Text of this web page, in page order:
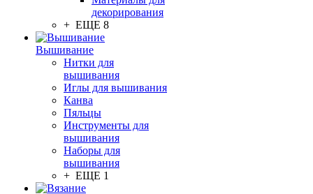
декорирования
+ ЕЩЕ 8
Вышивание
Нитки для
вышивания
Иглы для вышивания
Канва
Пяльцы
Инструменты для
вышивания
Наборы для
вышивания
+ ЕЩЕ 1